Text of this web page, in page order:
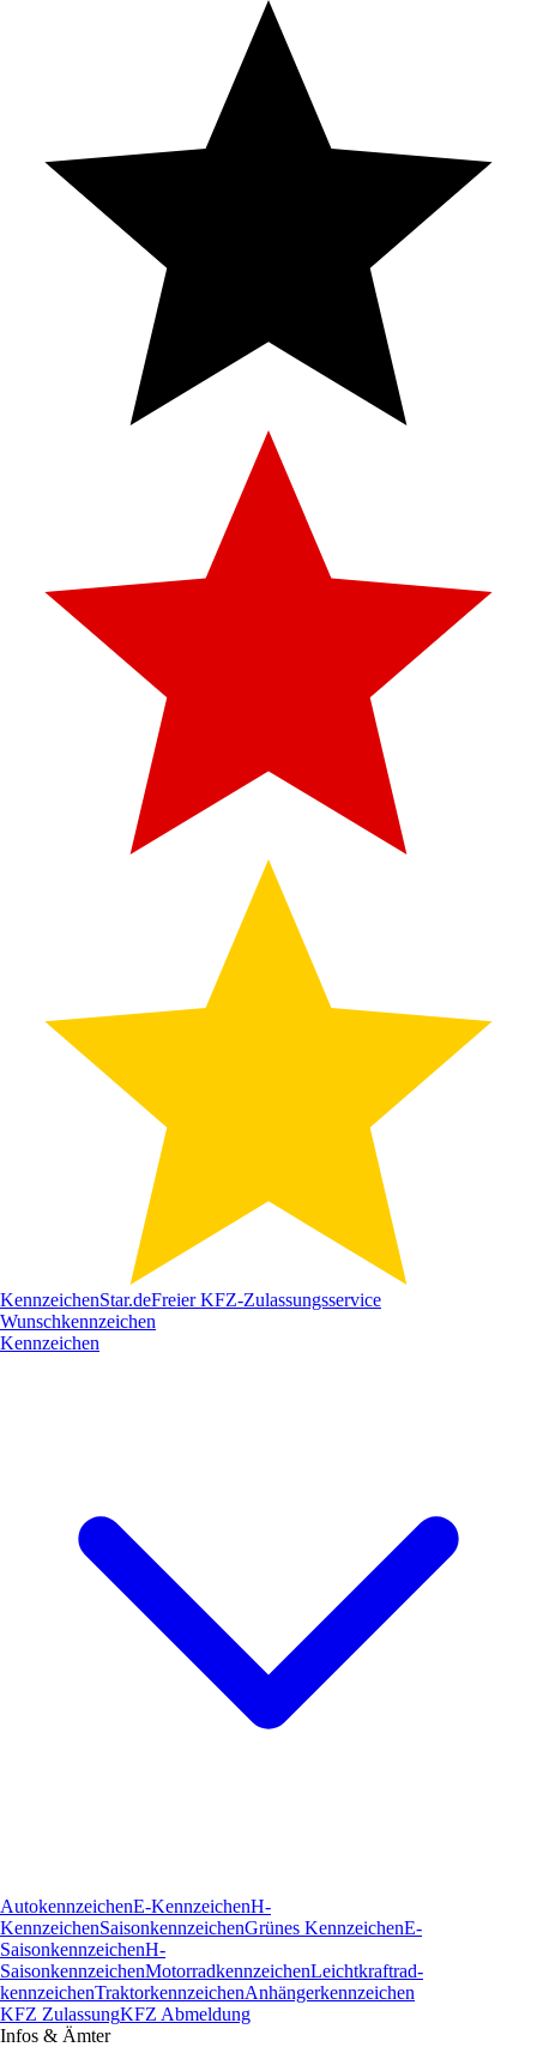
KennzeichenStar.deFreier KFZ-Zulassungsservice
Wunschkennzeichen
Kennzeichen
AutokennzeichenE-KennzeichenH-
KennzeichenSaisonkennzeichenGrünes KennzeichenE-
SaisonkennzeichenH-
SaisonkennzeichenMotorradkennzeichenLeichtkraftrad­
kennzeichenTraktorkennzeichenAnhängerkennzeichen
KFZ ZulassungKFZ Abmeldung
Infos & Ämter